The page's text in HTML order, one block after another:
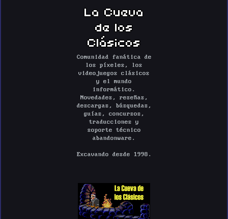
La Cueva
de los
Clásicos
Comunidad fanática de
los píxeles, los
videojuegos clásicos
y el mundo
informático.
Novedades, reseñas,
descargas, búsquedas,
guías, concursos,
traducciones y
soporte técnico
abandonware.
Excavando desde 1998.